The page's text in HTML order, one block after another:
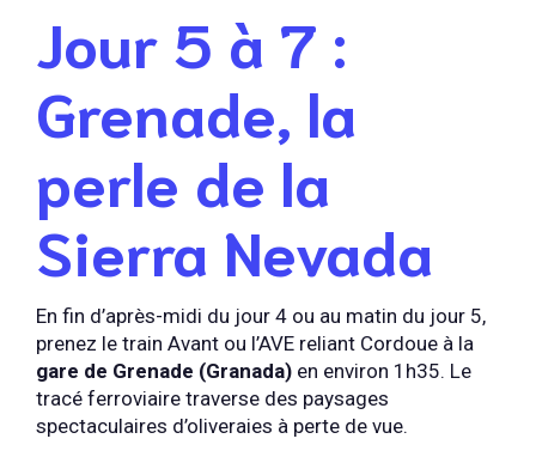
Jour 5 à 7 :
Grenade, la
perle de la
Sierra Nevada
En fin d’après-midi du jour 4 ou au matin du jour 5,
prenez le train Avant ou l’AVE reliant Cordoue à la
gare de Grenade (Granada) en environ 1h35. Le
tracé ferroviaire traverse des paysages
spectaculaires d’oliveraies à perte de vue.